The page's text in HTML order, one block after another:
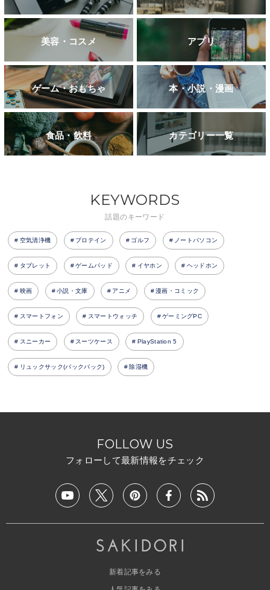
美容・コスメ アプリ
ゲーム・おもちゃ 本・小説・漫画
食品・飲料 カテゴリー一覧
KEYWORDS
話題のキーワード
空気清浄機 プロテイン ゴルフ ノートパソコン
タブレット ゲームパッド イヤホン ヘッドホン
映画 小説・文庫 アニメ 漫画・コミック
スマートフォン スマートウォッチ ゲーミングPC
スニーカー スーツケース PlayStation 5
リュックサック(バックパック) 除湿機
FOLLOW US
フォローして最新情報をチェック
新着記事をみる